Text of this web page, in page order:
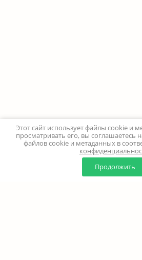
0
Корзина
Этот сайт использует файлы cookie и
просматривать его, вы соглашаетесь
файлов cookie и метаданных в
Продолжить